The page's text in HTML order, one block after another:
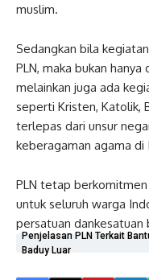
muslim.
Sedangkan bila
PLN, maka bukan
melainkan juga ada
seperti Kristen, Katolik,
terlepas dari unsur
keberagaman agama di
PLN tetap
untuk seluruh warga
persatuan dankesatuan
Penjelasan PLN Terkait
Baduy Luar